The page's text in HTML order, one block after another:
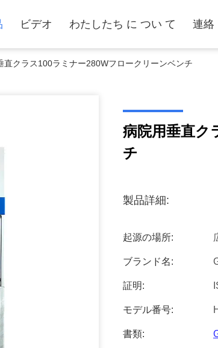
ビデオ わたしたち に つい て 連絡
直クラス100ラミナー280Wフロークリーンベンチ
病院用垂直ク
チ
製品詳細:
起源の場所:
ブランド名:
証明:
モデル番号:
書類: